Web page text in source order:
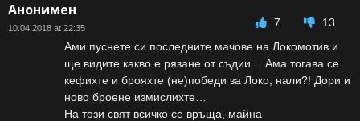
Анонимен
10.04.2018 at 22:35 7
13
Ами пуснете си последните мачове на Локомотив и
ще видите какво е рязане от съдии… Ама тогава се
кефихте и брояхте (не)победи за Локо, нали?! Дори и
ново броене измислихте…
На този свят всичко се връща, майна